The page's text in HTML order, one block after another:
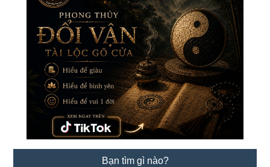
Hành:
Cú
Lừa
Phong
Thuỷ
Mà
Bạn
Đang
Sai
Bạn tìm gì nào?